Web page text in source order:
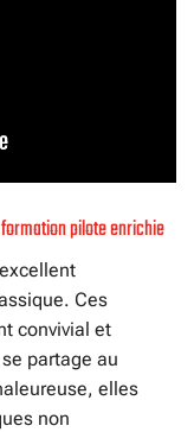
pilote enrichie
Ces
convivial et
partage au
elles
non